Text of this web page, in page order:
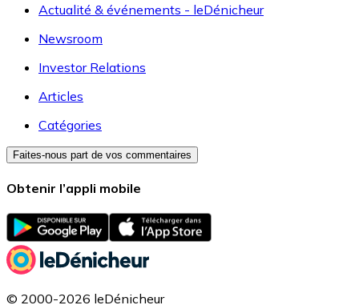
Actualité & événements - leDénicheur
Newsroom
Investor Relations
Articles
Catégories
Faites-nous part de vos commentaires
Obtenir l’appli mobile
© 2000-2026 leDénicheur